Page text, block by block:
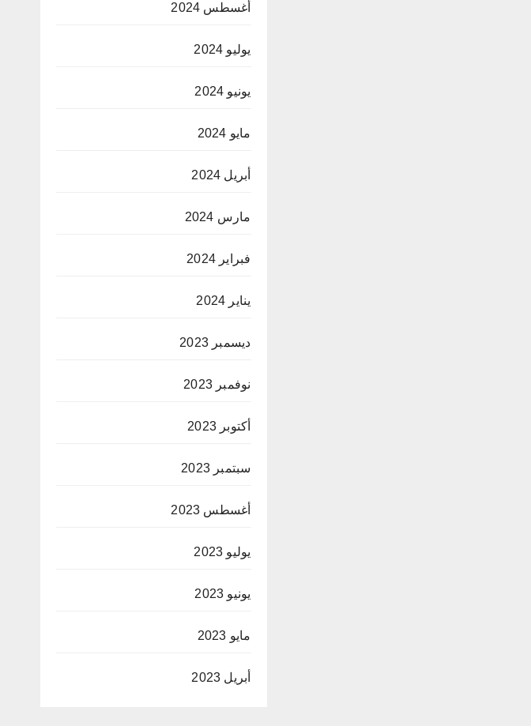
أغسطس 2024
يوليو 2024
يونيو 2024
مايو 2024
أبريل 2024
مارس 2024
فبراير 2024
يناير 2024
ديسمبر 2023
نوفمبر 2023
أكتوبر 2023
سبتمبر 2023
أغسطس 2023
يوليو 2023
يونيو 2023
مايو 2023
أبريل 2023